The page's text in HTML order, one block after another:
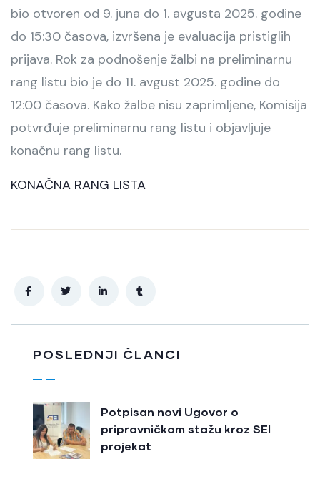
bio otvoren od 9. juna do 1. avgusta 2025. godine
do 15:30 časova, izvršena je evaluacija pristiglih
prijava. Rok za podnošenje žalbi na preliminarnu
rang listu bio je do 11. avgust 2025. godine do
12:00 časova. Kako žalbe nisu zaprimljene, Komisija
potvrđuje preliminarnu rang listu i objavljuje
konačnu rang listu.
KONAČNA RANG LISTA
POSLEDNJI ČLANCI
Potpisan novi Ugovor o
pripravničkom stažu kroz SEI
projekat